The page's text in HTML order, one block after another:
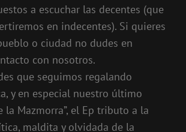
a escuchar las decentes (que
en indecentes). Si quieres
o ciudad no dudes en
con nosotros.
que seguimos regalando
y en especial nuestro último
la Mazmorra”, el Ep tributo a la
maldita y olvidada de la